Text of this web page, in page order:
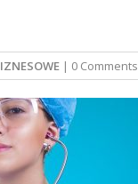
| 0 Comments